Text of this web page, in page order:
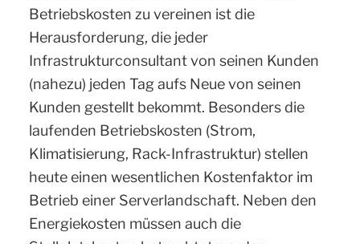
Betriebskosten zu vereinen ist die
Herausforderung, die jeder
Infrastrukturconsultant von seinen Kunden
(nahezu) jeden Tag aufs Neue von seinen
Kunden gestellt bekommt. Besonders die
laufenden Betriebskosten (Strom,
Klimatisierung, Rack-Infrastruktur) stellen
heute einen wesentlichen Kostenfaktor im
Betrieb einer Serverlandschaft. Neben den
Energiekosten müssen auch die